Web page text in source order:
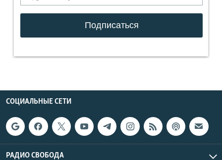
СОЦИАЛЬНЫЕ СЕТИ
РАДИО СВОБОДА